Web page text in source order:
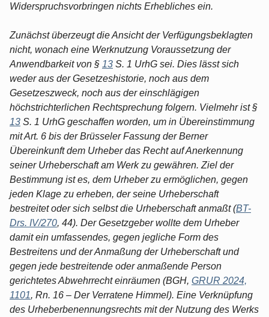
Widerspruchsvorbringen nichts Erhebliches ein.
Zunächst überzeugt die Ansicht der Verfügungsbeklagten
nicht, wonach eine Werknutzung Voraussetzung der
Anwendbarkeit von § 13 S. 1 UrhG sei. Dies lässt sich
weder aus der Gesetzeshistorie, noch aus dem
Gesetzeszweck, noch aus der einschlägigen
höchstrichterlichen Rechtsprechung folgern. Vielmehr ist §
13 S. 1 UrhG geschaffen worden, um in Übereinstimmung
mit Art. 6 bis der Brüsseler Fassung der Berner
Übereinkunft dem Urheber das Recht auf Anerkennung
seiner Urheberschaft am Werk zu gewähren. Ziel der
Bestimmung ist es, dem Urheber zu ermöglichen, gegen
jeden Klage zu erheben, der seine Urheberschaft
bestreitet oder sich selbst die Urheberschaft anmaßt (BT-
Drs. IV/270, 44). Der Gesetzgeber wollte dem Urheber
damit ein umfassendes, gegen jegliche Form des
Bestreitens und der Anmaßung der Urheberschaft und
gegen jede bestreitende oder anmaßende Person
gerichtetes Abwehrrecht einräumen (BGH, GRUR 2024,
1101, Rn. 16 – Der Verratene Himmel). Eine Verknüpfung
des Urheberbenennungsrechts mit der Nutzung des Werks